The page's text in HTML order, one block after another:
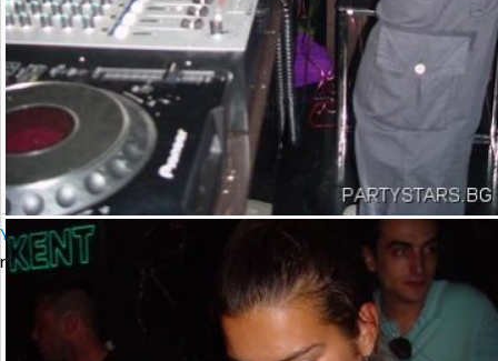
YALTA Club Presents MARTIN SOLVERG
петък, 06 октомври 2006 23:00